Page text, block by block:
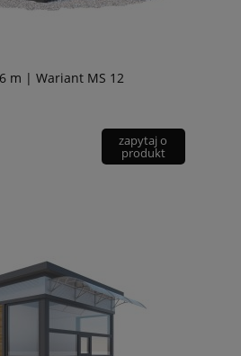
m | Wariant MS 12
zapytaj o
produkt